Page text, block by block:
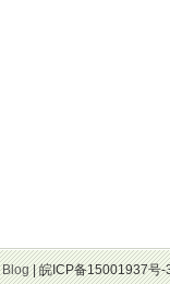
Blog| 皖ICP备15001937号